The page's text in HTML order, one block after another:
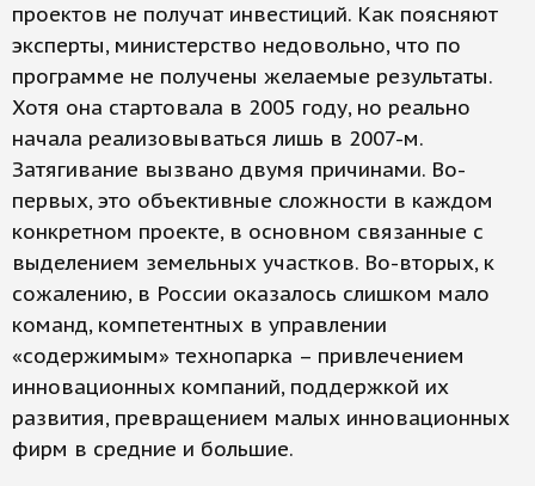
проектов не получат инвестиций. Как поясняют
эксперты, министерство недовольно, что по
программе не получены желаемые результаты.
Хотя она стартовала в 2005 году, но реально
начала реализовываться лишь в 2007-м.
Затягивание вызвано двумя причинами. Во-
первых, это объективные сложности в каждом
конкретном проекте, в основном связанные с
выделением земельных участков. Во-вторых, к
сожалению, в России оказалось слишком мало
команд, компетентных в управлении
«содержимым» технопарка – привлечением
инновационных компаний, поддержкой их
развития, превращением малых инновационных
фирм в средние и большие.